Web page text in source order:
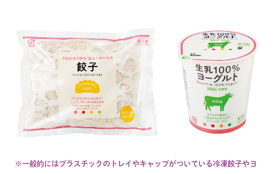
※一般的にはプラスチックのトレイやキャップがついている冷凍餃子やヨ